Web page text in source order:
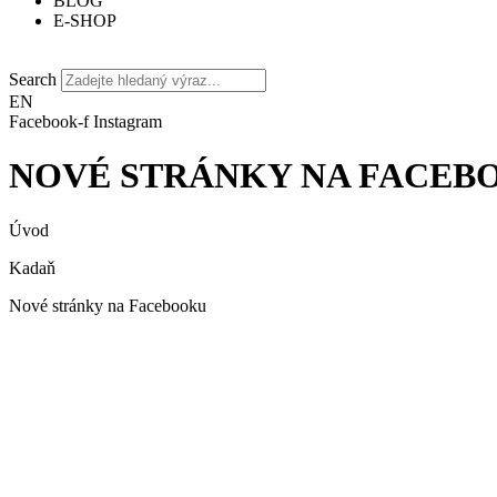
E-SHOP
Search
EN
Facebook-f Instagram
NOVÉ STRÁNKY NA
Úvod
Kadaň
Nové stránky na Facebooku